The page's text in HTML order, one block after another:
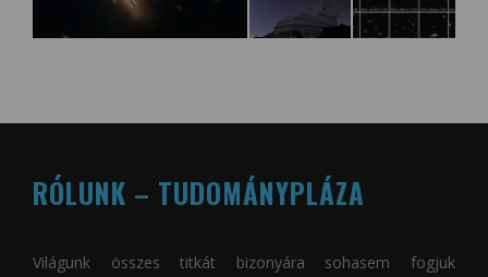
RÓLUNK – TUDOMÁNYPLÁZA
Világunk összes titkát bizonyára sohasem fogjuk